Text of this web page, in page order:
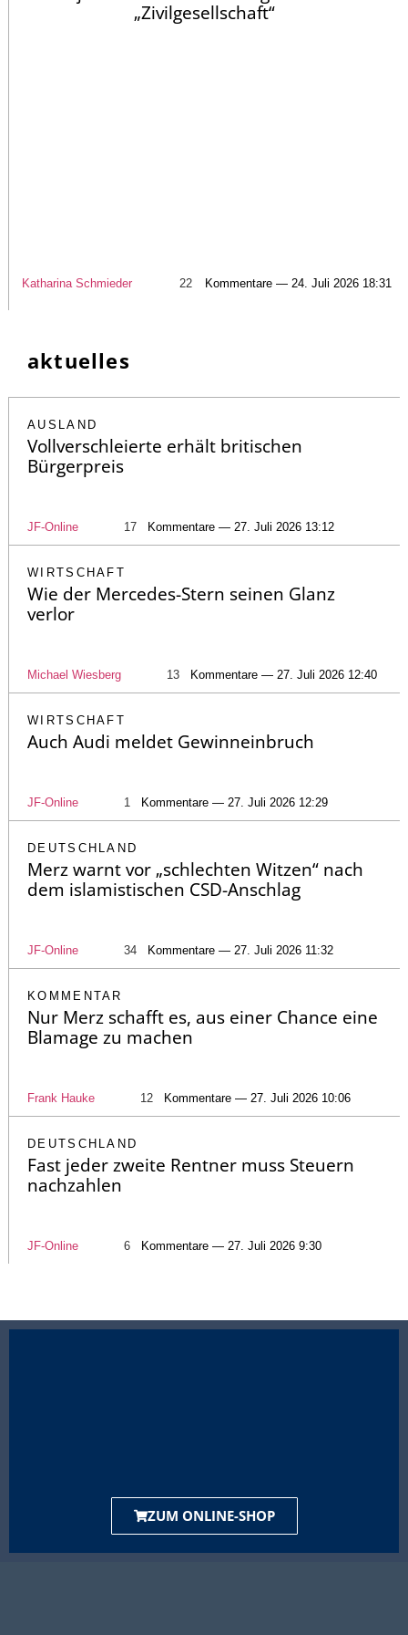
„Zivilgesellschaft“
Katharina Schmieder 22 Kommentare — 24. Juli 2026 18:31
aktuelles
AUSLAND
Vollverschleierte erhält britischen
Bürgerpreis
JF-Online 17 Kommentare — 27. Juli 2026 13:12
WIRTSCHAFT
Wie der Mercedes-Stern seinen Glanz
verlor
Michael Wiesberg 13 Kommentare — 27. Juli 2026 12:40
WIRTSCHAFT
Auch Audi meldet Gewinneinbruch
JF-Online 1 Kommentare — 27. Juli 2026 12:29
DEUTSCHLAND
Merz warnt vor „schlechten Witzen“ nach
dem islamistischen CSD-Anschlag
JF-Online 34 Kommentare — 27. Juli 2026 11:32
KOMMENTAR
Nur Merz schafft es, aus einer Chance eine
Blamage zu machen
Frank Hauke 12 Kommentare — 27. Juli 2026 10:06
DEUTSCHLAND
Fast jeder zweite Rentner muss Steuern
nachzahlen
JF-Online 6 Kommentare — 27. Juli 2026 9:30
ZUM ONLINE-SHOP